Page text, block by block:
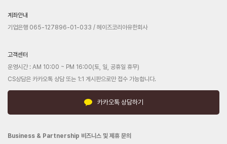
계좌안내
기업은행 065-127896-01-033 / 헤이즈코리아유한회사
고객센터
운영시간 : AM 10:00 ~ PM 16:00(토, 일, 공휴일 휴무)
CS상담은 카카오톡 상담 또는 1:1 게시판으로만 접수 가능합니다.
카카오톡 상담하기
Business & Partnership 비즈니스 및 제휴 문의